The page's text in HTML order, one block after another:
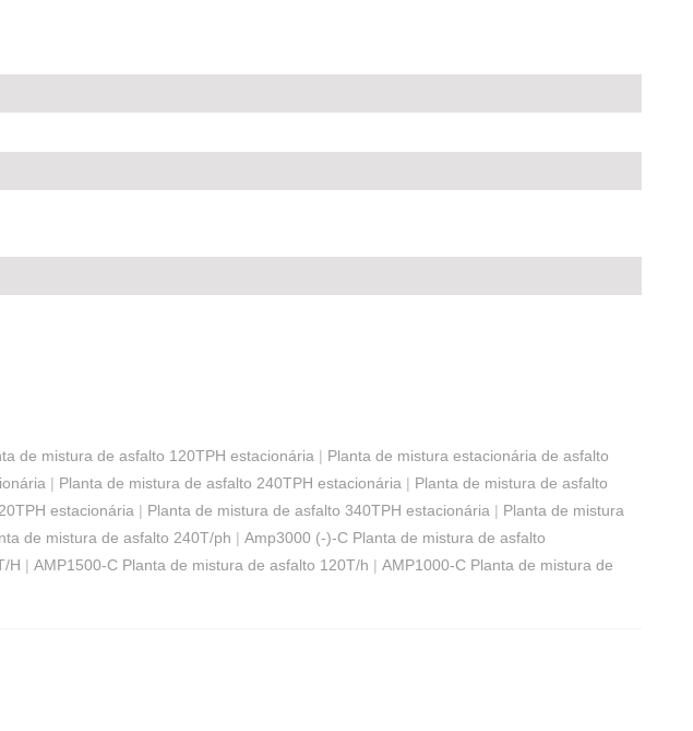
de mistura de asfalto 120TPH estacionária | Planta de mistura estacionária de asfalto
| Planta de mistura de asfalto 240TPH estacionária | Planta de mistura de asfalto
estacionária | Planta de mistura de asfalto 340TPH estacionária | Planta de mistura
de mistura de asfalto 240T/ph | Amp3000 (-)-C Planta de mistura de asfalto
H | AMP1500-C Planta de mistura de asfalto 120T/h | AMP1000-C Planta de mistura de